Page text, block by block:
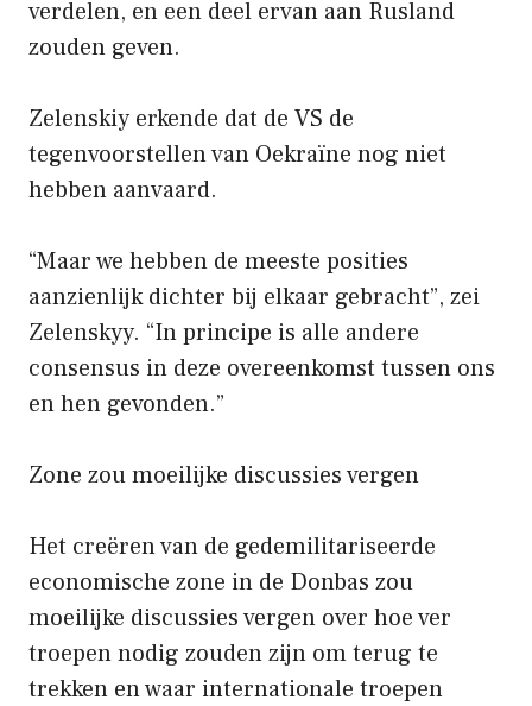
verdelen, en een deel ervan aan Rusland
zouden geven.
Zelenskiy erkende dat de VS de
tegenvoorstellen van Oekraïne nog niet
hebben aanvaard.
“Maar we hebben de meeste posities
aanzienlijk dichter bij elkaar gebracht”, zei
Zelenskyy. “In principe is alle andere
consensus in deze overeenkomst tussen ons
en hen gevonden.”
Zone zou moeilijke discussies vergen
Het creëren van de gedemilitariseerde
economische zone in de Donbas zou
moeilijke discussies vergen over hoe ver
troepen nodig zouden zijn om terug te
trekken en waar internationale troepen